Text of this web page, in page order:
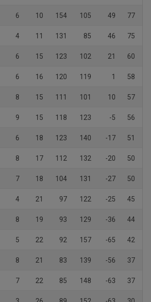
6 10 154 105 49 77
4 11 131 85 46 75
6 15 123 102 21 60
6 16 120 119 1 58
8 15 111 101 10 57
9 15 118 123 -5 56
6 18 123 140 -17 51
8 17 112 132 -20 50
7 18 104 131 -27 50
4 21 97 122 -25 45
8 19 93 129 -36 44
5 22 92 157 -65 42
8 21 83 139 -56 37
7 22 85 148 -63 37